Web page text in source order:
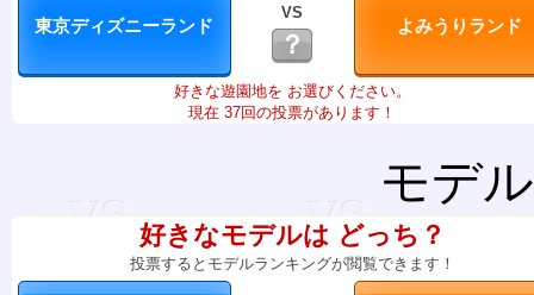
VS
？
好きな遊園地を お選びください。
現在 37回の投票があります！
モデ
好きなモデルは どっち？
投票するとモデルランキングが閲覧できます！